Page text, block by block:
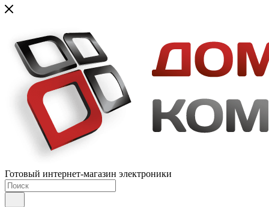
Готовый интернет-магазин электроники